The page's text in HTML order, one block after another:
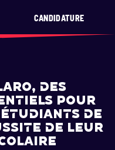
CANDIDATURE
des
pour
étudiants de
de leur